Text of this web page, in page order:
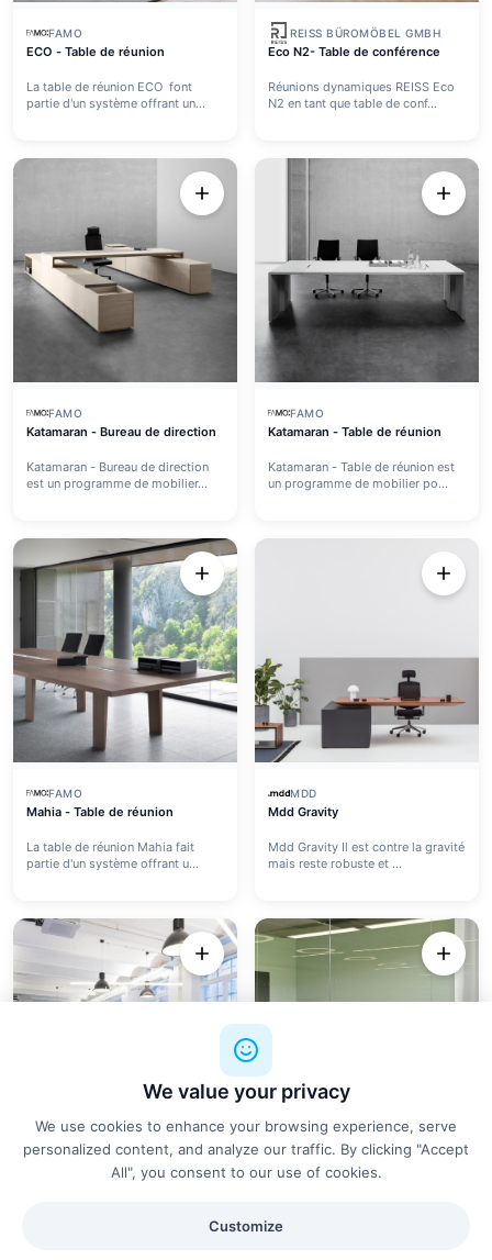
FAMO
ECO - Table de réunion
La table de réunion ECO font
partie d'un système offrant un...
REISS BÜROMÖBEL GMBH
Eco N2- Table de conférence
Réunions dynamiques REISS Eco
N2 en tant que table de conf...
FAMO
Katamaran - Bureau de direction
Katamaran - Bureau de direction
est un programme de mobilier...
FAMO
Katamaran - Table de réunion
Katamaran - Table de réunion est
un programme de mobilier po...
FAMO
Mahia - Table de réunion
La table de réunion Mahia fait
partie d'un système offrant u...
MDD
Mdd Gravity
Mdd Gravity Il est contre la gravité
mais reste robuste et ...
SYSTEM 180 CEKA GMBH
Avec FORUM, des solutions de
We value your privacy
We use cookies to enhance your browsing experience, serve
personalized content, and analyze our traffic. By clicking "Accept
All", you consent to our use of cookies.
Customize